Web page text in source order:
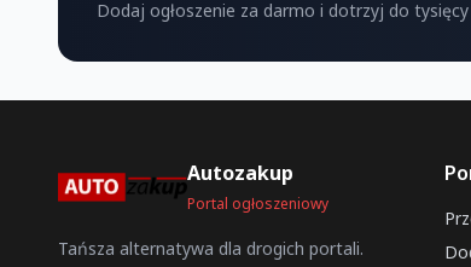
Dodaj ogłoszenie za darmo i dotrzyj do tysięcy
Autozakup
Portal ogłoszeniowy
Tańsza alternatywa dla drogich portali.